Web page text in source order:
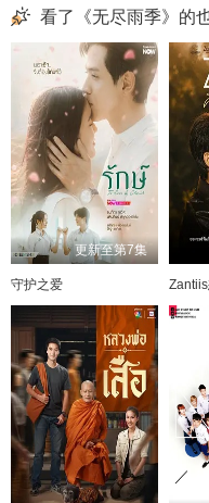
看了《无尽雨季》的
更新至第7集
守护之爱